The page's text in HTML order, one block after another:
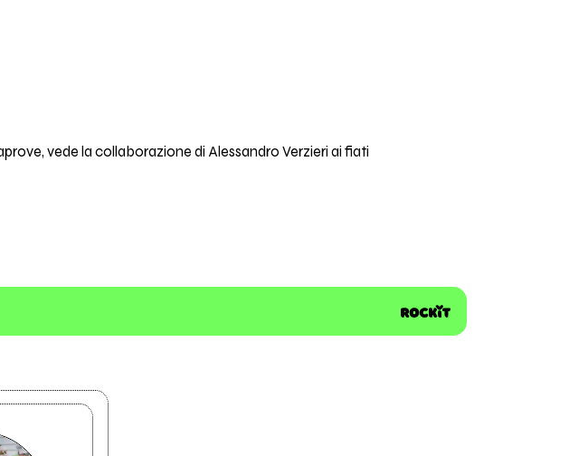
vede la collaborazione di Alessandro Verzieri ai fiati